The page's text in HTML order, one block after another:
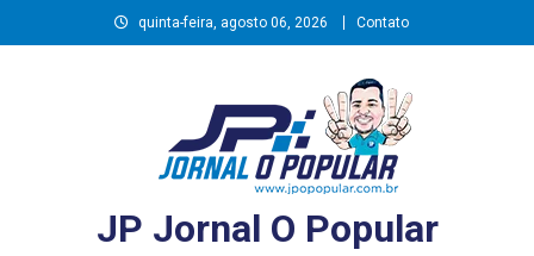
to
quinta-feira, agosto 06, 2026 Contato
JP Jornal O Popular